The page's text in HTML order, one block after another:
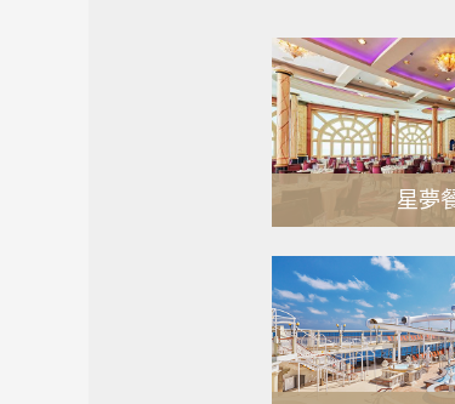
星夢